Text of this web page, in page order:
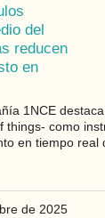
del
reducen
en
1NCE
things- como
en tiempo real
de 2025